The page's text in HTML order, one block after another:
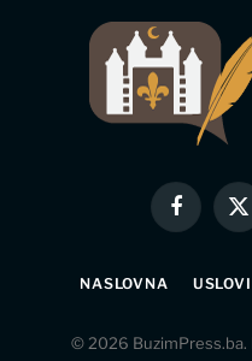
Facebook
X
NASLOVNA
© 2026 BuzimPress.ba.